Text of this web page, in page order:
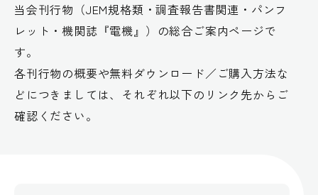
当会刊行物（JEM規格類・調査報告書関連・パンフ
レット・機関誌『電機』）の総合ご案内ページで
す。
各刊行物の概要や無料ダウンロード／ご購入方法な
どにつきましては、それぞれ以下のリンク先からご
確認ください。